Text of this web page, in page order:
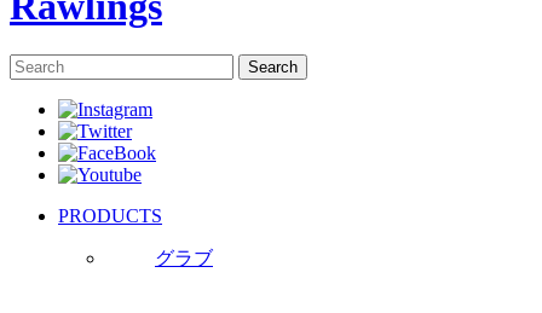
PRODUCTS
グラブ